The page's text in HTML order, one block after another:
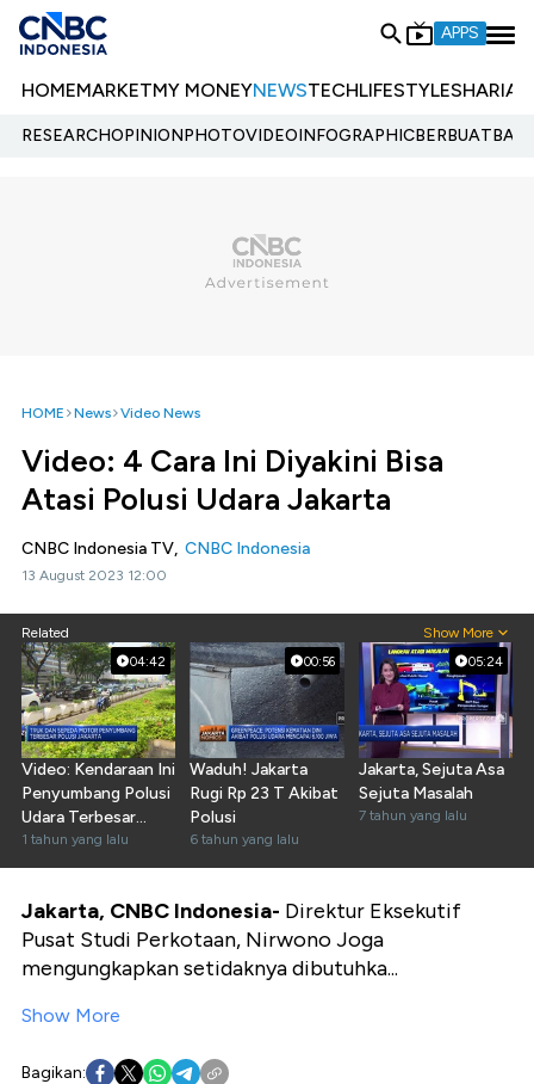
APPS
HOMEMARKETMY MONEYNEWSTECHLIFESTYLESHARIA
RESEARCHOPINIONPHOTOVIDEOINFOGRAPHIC
HOME News Video News
Video: 4 Cara Ini Diyakini Bisa
Atasi Polusi Udara Jakarta
CNBC Indonesia TV, CNBC Indonesia
13 August 2023 12:00
Related Show More
04:42
Video: Kendaraan Ini
Penyumbang Polusi
Udara Terbesar
Jakarta
1 tahun yang lalu
00:56
Waduh! Jakarta
Rugi Rp 23 T Akibat
Polusi
6 tahun yang lalu
05:24
Jakarta, Sejuta Asa
Sejuta Masalah
7 tahun yang lalu
Jakarta, CNBC Indonesia- Direktur Eksekutif
Pusat Studi Perkotaan, Nirwono Joga
mengungkapkan setidaknya dibutuhka...
Show More
Bagikan: